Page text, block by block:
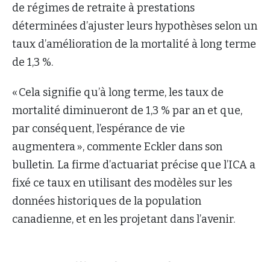
de régimes de retraite à prestations
déterminées d’ajuster leurs hypothèses selon un
taux d’amélioration de la mortalité à long terme
de 1,3 %.
« Cela signifie qu’à long terme, les taux de
mortalité diminueront de 1,3 % par an et que,
par conséquent, l’espérance de vie
augmentera », commente Eckler dans son
bulletin. La firme d’actuariat précise que l’ICA a
fixé ce taux en utilisant des modèles sur les
données historiques de la population
canadienne, et en les projetant dans l’avenir.